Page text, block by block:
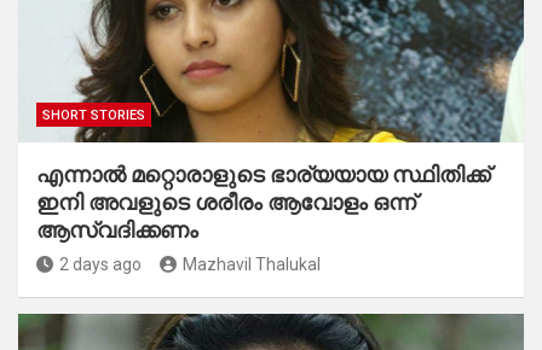
SHORT STORIES
എന്നാൽ മറ്റൊരാളുടെ ഭാര്യയായ സ്ഥിതിക്ക്
ഇനി അവളുടെ ശരീരം ആവോളം ഒന്ന്
ആസ്വദിക്കണം
2 days ago Mazhavil Thalukal